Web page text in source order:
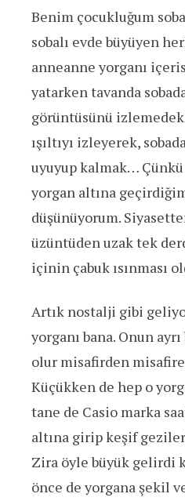
Benim çocukluğum
sobalı evde büyüyen
anneanne yorganı
yatarken tavanda
görüntüsünü
ışıltıyı izleyerek,
uyuyup kalmak…
yorgan altına
düşünüyorum.
üzüntüden uzak tek
içinin çabuk ısınması
Artık nostalji gibi
yorganı bana. Onun
olur misafirden
Küçükken de hep o
tane de Casio marka
altına girip keşif
Zira öyle büyük gelirdi
önce de yorgana şekil